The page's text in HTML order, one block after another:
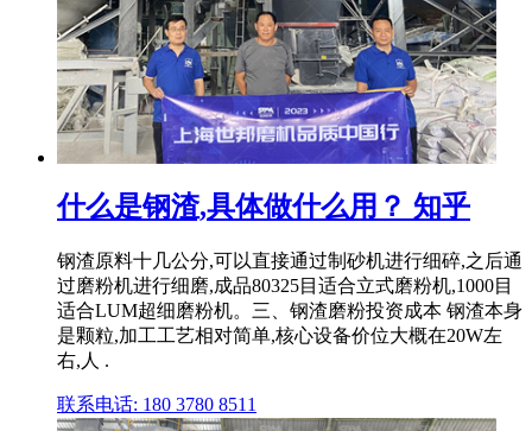
什么是钢渣,具体做什么用？ 知乎
钢渣原料十几公分,可以直接通过制砂机进行细碎,之后通
过磨粉机进行细磨,成品80325目适合立式磨粉机,1000目
适合LUM超细磨粉机。三、钢渣磨粉投资成本 钢渣本身
是颗粒,加工工艺相对简单,核心设备价位大概在20W左
右,人 .
联系电话: 180 3780 8511